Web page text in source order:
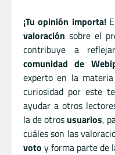
¡Tu opinión importa!
valoración sobre el
contribuye a
comunidad de
experto en la
curiosidad por este
ayudar a otros
la de otros usuarios,
cuáles son las
voto y forma parte de